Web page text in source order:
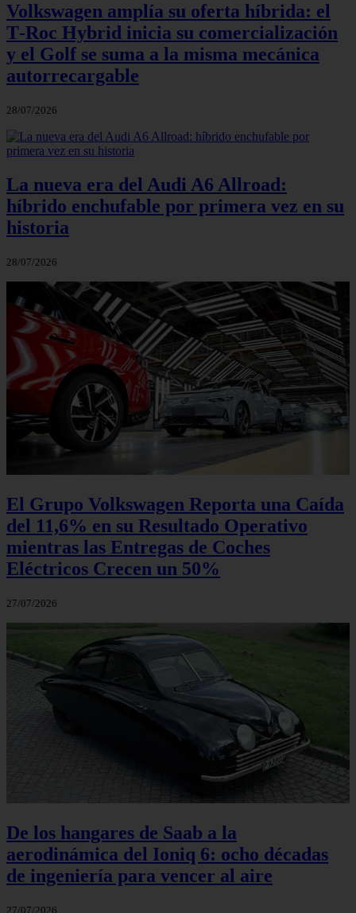
Volkswagen amplía su oferta híbrida: el
T‑Roc Hybrid inicia su comercialización
y el Golf se suma a la misma mecánica
autorrecargable
28/07/2026
La nueva era del Audi A6 Allroad:
híbrido enchufable por primera vez en su
historia
28/07/2026
El Grupo Volkswagen Reporta una Caída
del 11,6% en su Resultado Operativo
mientras las Entregas de Coches
Eléctricos Crecen un 50%
27/07/2026
De los hangares de Saab a la
aerodinámica del Ioniq 6: ocho décadas
de ingeniería para vencer al aire
27/07/2026